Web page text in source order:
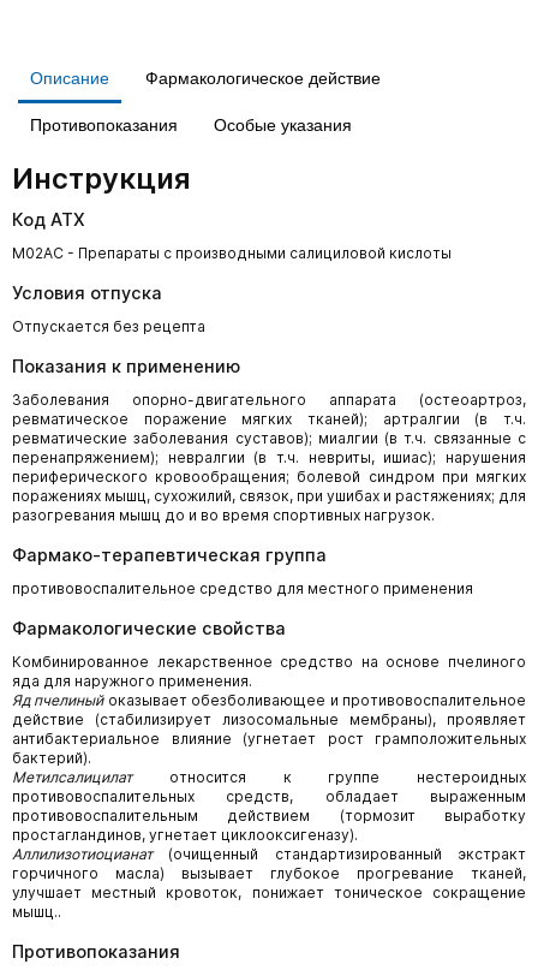
Описание Фармакологическое действие
Противопоказания Особые указания
Инструкция
Код АТХ
M02AC - Препараты с производными салициловой кислоты
Условия отпуска
Отпускается без рецепта
Показания к применению
Заболевания опорно-двигательного аппарата (остеоартроз,
ревматическое поражение мягких тканей); артралгии (в т.ч.
ревматические заболевания суставов); миалгии (в т.ч. связанные с
перенапряжением); невралгии (в т.ч. невриты, ишиас); нарушения
периферического кровообращения; болевой синдром при мягких
поражениях мышц, сухожилий, связок, при ушибах и растяжениях; для
разогревания мышц до и во время спортивных нагрузок.
Фармако-терапевтическая группа
противовоспалительное средство для местного применения
Фармакологические свойства
Комбинированное лекарственное средство на основе пчелиного
яда для наружного применения.
Яд пчелиныйоказывает обезболивающее и противовоспалительное
действие (стабилизирует лизосомальные мембраны), проявляет
антибактериальное влияние (угнетает рост грамположительных
бактерий).
Метилсалицилатотносится к группе нестероидных
противовоспалительных средств, обладает выраженным
противовоспалительным действием (тормозит выработку
простагландинов, угнетает циклооксигеназу).
Аллилизотиоцианат(очищенный стандартизированный экстракт
горчичного масла) вызывает глубокое прогревание тканей,
улучшает местный кровоток, понижает тоническое сокращение
мышц..
Противопоказания